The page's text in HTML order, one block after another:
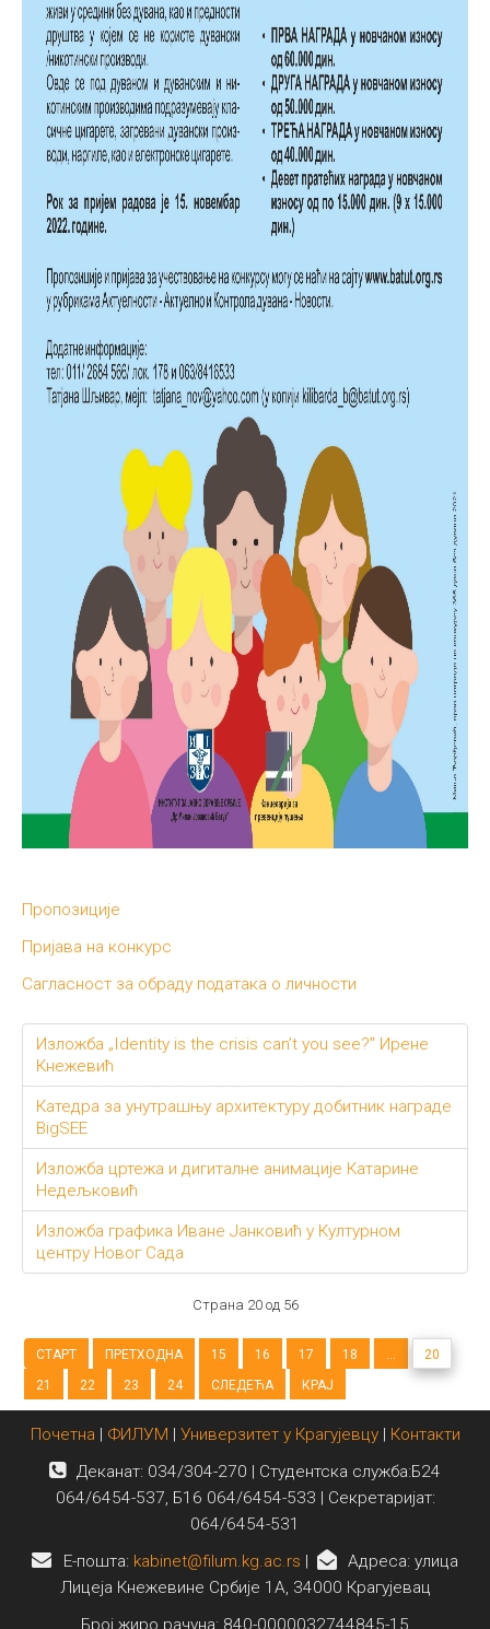
Пропозиције
Пријава на конкурс
Сагласност за обраду података о личности
Изложба „Identity is the crisis can’t you see?ˮ Ирене
Кнежевић
Катедра за унутрашњу архитектуру добитник награде
BigSEE
Изложба цртежа и дигиталне анимације Катарине
Недељковић
Изложба графика Иване Јанковић у Културном
центру Новог Сада
Страна 20 од 56
СТАРТ ПРЕТХОДНА 15 16 17 18
20
21
22 23 24 СЛЕДЕЋА КРАЈ
Почетна | ФИЛУМ | Универзитет у Крагујевцу| Контакти
Деканат: 034/304-270 | Студентска служба:Б24
064/6454-537, Б16 064/6454-533 | Секретаријат:
064/6454-531
E-пошта: kabinet@filum.kg.ac.rs |
Адреса: улица
Лицеја Кнежевине Србије 1А, 34000 Крагујевац
Број жиро рачуна: 840-0000032744845-15